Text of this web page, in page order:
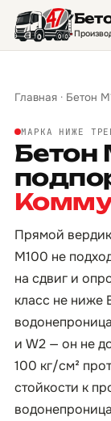
Главная · Бетон
МАРКА НИЖЕ
Бетон
Прямой
М100 не
на сдвиг и
класс не ниже
и W2 — он не
100 кг/см²
стойкости к